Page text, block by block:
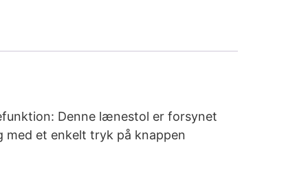
Denne lænestol er forsynet
et enkelt tryk på knappen